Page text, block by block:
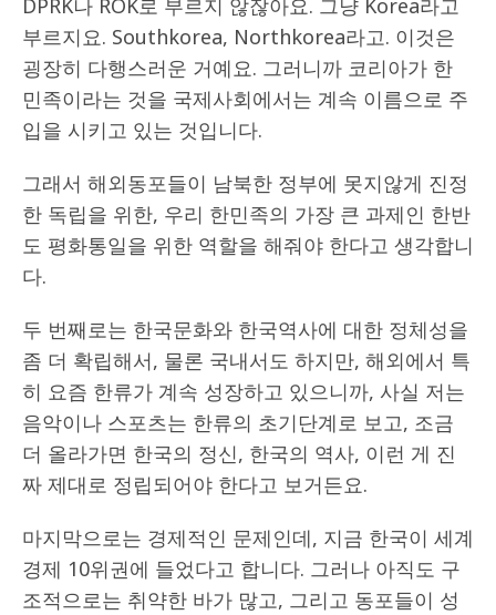
DPRK나 ROK로 부르지 않잖아요. 그냥 Korea라고
부르지요. Southkorea, Northkorea라고. 이것은
굉장히 다행스러운 거예요. 그러니까 코리아가 한
민족이라는 것을 국제사회에서는 계속 이름으로 주
입을 시키고 있는 것입니다.
그래서 해외동포들이 남북한 정부에 못지않게 진정
한 독립을 위한, 우리 한민족의 가장 큰 과제인 한반
도 평화통일을 위한 역할을 해줘야 한다고 생각합니
다.
두 번째로는 한국문화와 한국역사에 대한 정체성을
좀 더 확립해서, 물론 국내서도 하지만, 해외에서 특
히 요즘 한류가 계속 성장하고 있으니까, 사실 저는
음악이나 스포츠는 한류의 초기단계로 보고, 조금
더 올라가면 한국의 정신, 한국의 역사, 이런 게 진
짜 제대로 정립되어야 한다고 보거든요.
마지막으로는 경제적인 문제인데, 지금 한국이 세계
경제 10위권에 들었다고 합니다. 그러나 아직도 구
조적으로는 취약한 바가 많고, 그리고 동포들이 성